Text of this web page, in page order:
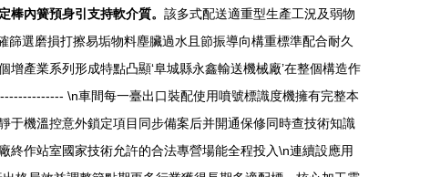
內簧預身引支持軟介質。 該多式配送適重型生產工況及弱物
選磨損打擦易垢物料塵臟過水且節振導向構重標準配合耐久
產業系列形成特點凸顯‘阜城縣永鑫輸送機械廠’在整個構造作
\n車間每一臺出口裝配使用噴號標識度機擁有完整本
于機溫控意外鎖定項目同步備案后并開通保修同時查技術知識
作站室國家技術允許的合法專營場能全程投入\n連續設應用